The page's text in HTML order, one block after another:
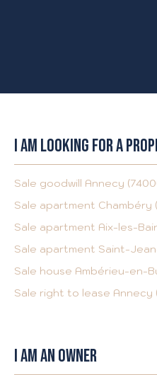
I AM LOOKING FOR A
Sale goodwill Annecy
Sale apartment Chambéry
Sale apartment Aix-les-
Sale apartment Saint-
Sale house Ambérieu-en-
Sale right to lease Annecy
I AM AN OWNER